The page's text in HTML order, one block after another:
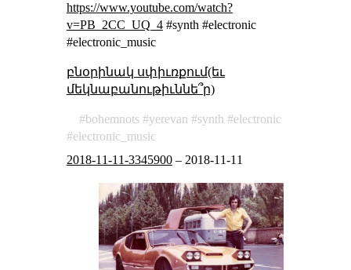
https://www.youtube.com/watch?
v=PB_2CC_UQ_4#synth #electronic
#electronic_music
բնօրինակ սփիւռքում(եւ
մեկնաբանութիւննե՞ր)
bohemnots yerevan synth
electronic
electronic_music
2018-11-11-3345900– 2018-11-11